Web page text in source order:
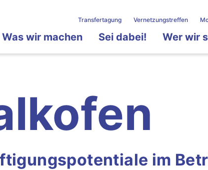
Transfertagung Vernetzungstreffen
Was wir machen Sei dabei! Wer wir
im